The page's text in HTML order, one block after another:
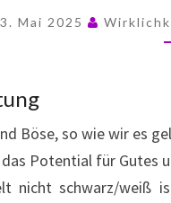
Mai 2025
Böse, so wie wir es
Potential für Gutes
nicht schwarz/weiß